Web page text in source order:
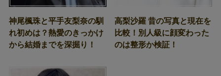
神尾楓珠と平手友梨奈の馴
れ初めは？熱愛のきっかけ
から結婚までを深掘り！
高梨沙羅 昔の写真と現在を
比較！別人級に顔変わった
のは整形か検証！